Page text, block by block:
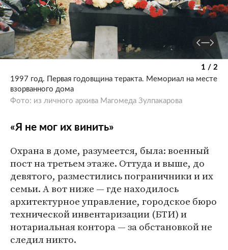
1 / 2
1997 год. Первая годовщина теракта. Мемориал на месте
взорванного дома
Фото: из личного архива Магомеда Зулпакарова
«Я не мог их винить»
Охрана в доме, разумеется, была: военный
пост на третьем этаже. Оттуда и выше, до
девятого, разместились пограничники и их
семьи. А вот ниже — где находилось
архитектурное управление, городское бюро
технической инвентаризации (БТИ) и
нотариальная контора — за обстановкой не
следил никто.